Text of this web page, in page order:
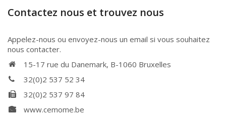
Contactez nous et trouvez nous
Appelez-nous ou envoyez-nous un email si vous souhaitez
nous contacter.
15-17 rue du Danemark, B-1060 Bruxelles
32(0)2 537 52 34
32(0)2 537 97 84
www.cemome.be